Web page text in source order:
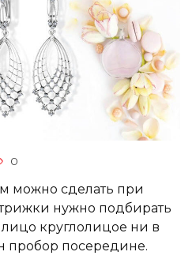
0
можно сделать при
нужно подбирать
круглолицое ни в
пробор посередине.